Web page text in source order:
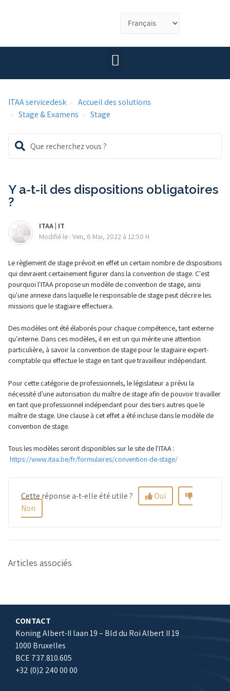
ITAA servicedesk
Accueil des solutions
Stage & Examens
Stage
Y a-t-il des dispositions obligatoires
?
ITAA | IT
Modifié le : Ven, 6 Mai, 2022 à 12:50 H
Le règlement de stage prévoit en effet un certain nombre de dispositions
qui devraient certainement figurer dans la convention de stage. C'est
pourquoi l'ITAA propose un modèle de convention de stage, ainsi
qu'une annexe dans laquelle le responsable de stage peut décrire les
missions que le stagiaire effectuera.
Des modèles ont été élaborés pour chaque compétence, tant externe
qu'interne. Dans ces modèles, il en est un qui mérite une attention
particulière, à savoir la convention de stage pour le stagiaire expert-
comptable qui effectue le stage en tant que travailleur indépendant.
Pour cette catégorie de professionnels, le législateur a prévu la
nécessité d'une autorisation du maître de stage afin de pouvoir travailler
en tant que professionnel indépendant pour des tiers autres que le
maître de stage. Une clause à cet effet a été incluse dans le modèle de
convention de stage.
Tous les modèles seront disponibles sur le site de l'ITAA :
https://www.itaa.be/fr/formulaires/convention-de-stage/
Cette réponse a-t-elle été utile ?
Oui
Non
Articles associés
CONTACT
Koning Albert-II laan 19 – Bld du Roi Albert II 19
1000 Bruxelles
BCE 737.810.605
+32 (0)2 240 00 00